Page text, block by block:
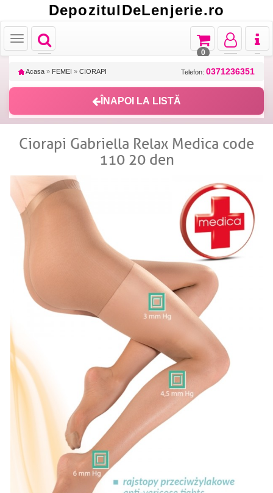
DepozitulDeLenjerie.ro
Toggle
navigation
Toggle
Toggle
navigation
Toggle
navigation
Toggle
navigation
0
Acasa » FEMEI » CIORAPI Telefon: 0371236351
ÎNAPOI LA LISTĂ
Ciorapi Gabriella Relax Medica code
110 20 den